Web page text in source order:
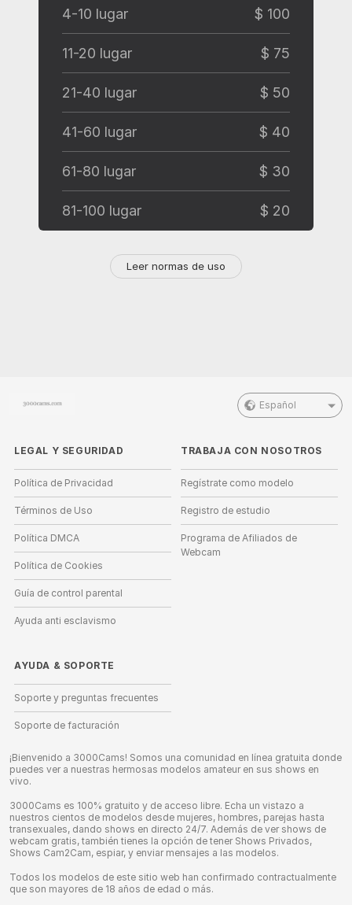
4-10 lugar $ 100
11-20 lugar $ 75
21-40 lugar $ 50
41-60 lugar $ 40
61-80 lugar $ 30
81-100 lugar $ 20
Leer normas de uso
Español
LEGAL Y SEGURIDAD
Política de Privacidad
Términos de Uso
Política DMCA
Política de Cookies
Guía de control parental
Ayuda anti esclavismo
TRABAJA CON NOSOTROS
Regístrate como modelo
Registro de estudio
Programa de Afiliados de
Webcam
AYUDA & SOPORTE
Soporte y preguntas frecuentes
Soporte de facturación
¡Bienvenido a 3000Cams! Somos una comunidad en línea gratuita donde
puedes ver a nuestras hermosas modelos amateur en sus shows en
vivo.
3000Cams es 100% gratuito y de acceso libre. Echa un vistazo a
nuestros cientos de modelos desde mujeres, hombres, parejas hasta
transexuales, dando shows en directo 24/7. Además de ver shows de
webcam gratis, también tienes la opción de tener Shows Privados,
Shows Cam2Cam, espiar, y enviar mensajes a las modelos.
Todos los modelos de este sitio web han confirmado contractualmente
que son mayores de 18 años de edad o más.